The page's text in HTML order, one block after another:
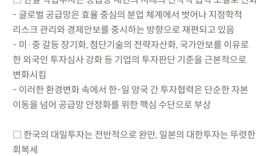
- 글로벌 공급망은 효율 중심의 분업 체계에서 벗어나 지정학적
리스크 관리와 경제안보를 중시하는 방향으로 재편되고 있음
- 미·중 갈등 장기화, 첨단기술의 전략자산화, 국가안보를 이유로
한 외국인 투자심사 강화 등 기업의 투자판단 기준을 근본적으로
변화시킴
- 이러한 환경변화 속에서 한-일 양국 간 투자협력은 단순한 자본
이동을 넘어 공급망 안정화를 위한 핵심 수단으로 부상
□ 한국의 대일투자는 전반적으로 완만, 일본의 대한투자는 뚜렷한
회복세